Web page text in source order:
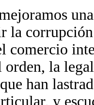
la
comercio
orden, la
han
y